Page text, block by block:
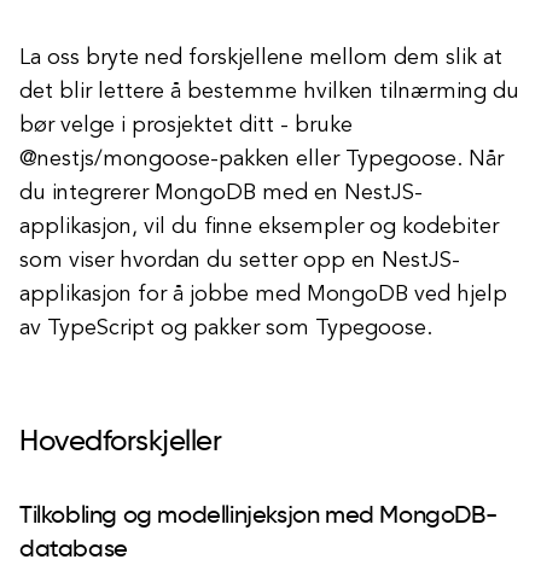
La oss bryte ned forskjellene mellom dem slik at
det blir lettere å bestemme hvilken tilnærming du
bør velge i prosjektet ditt - bruke
@nestjs/mongoose-pakken eller Typegoose. Når
du integrerer MongoDB med en NestJS-
applikasjon, vil du finne eksempler og kodebiter
som viser hvordan du setter opp en NestJS-
applikasjon for å jobbe med MongoDB ved hjelp
av TypeScript og pakker som Typegoose.
Hovedforskjeller
Tilkobling og modellinjeksjon med MongoDB-
database